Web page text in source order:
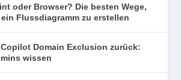
oder Browser? Die besten Wege,
Flussdiagramm zu erstellen
Domain Exclusion zurück:
wissen